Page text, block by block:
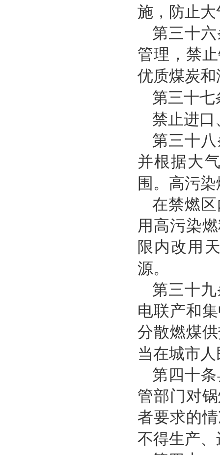
施，防止
第三十
管理，禁
优质煤炭
第三十
禁止进
第三十
并根据大
围。高污
在禁燃
用高污染
限内改用
源。
第三十
电联产和
分散燃煤
当在城市
第四十
管部门对
者要求的
不得生产